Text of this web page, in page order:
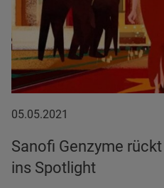
05.05.2021
05.05.2021
Sanofi Genzyme
ins Spotlight